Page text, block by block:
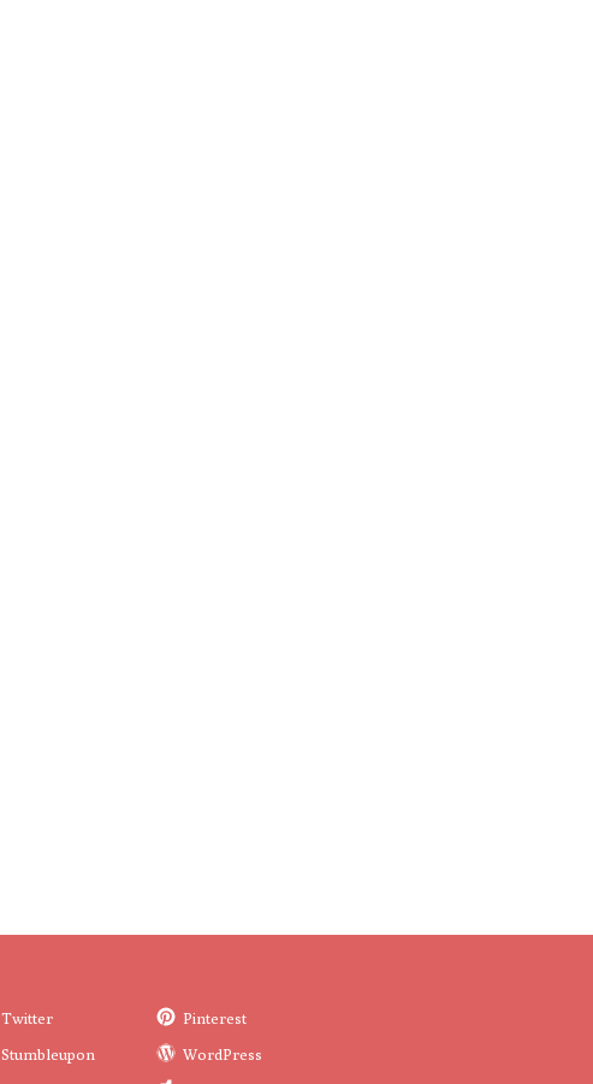
Twitter
Pinterest
Stumbleupon
WordPress